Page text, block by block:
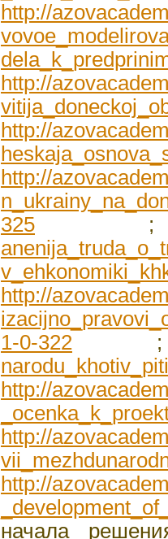
http://
http://
http://
http://
325
http://
1-0-322
http://
http://
http://
начала